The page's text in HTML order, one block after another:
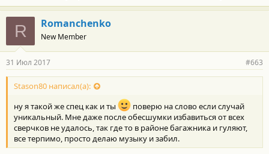
R Romanchenko
New Member
31 Июл 2017 #663
Stason80 написал(а):
ну я такой же спец как и ты
поверю на слово если случай
уникальный. Мне даже после обесшумки избавиться от всех
сверчков не удалось, так где то в районе багажника и гуляют,
все терпимо, просто делаю музыку и забил.